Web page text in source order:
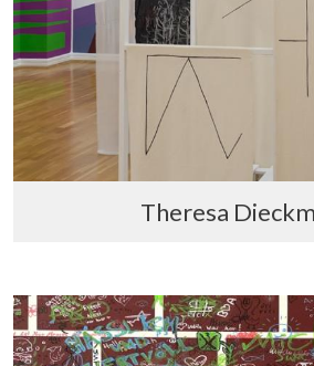
Theresa